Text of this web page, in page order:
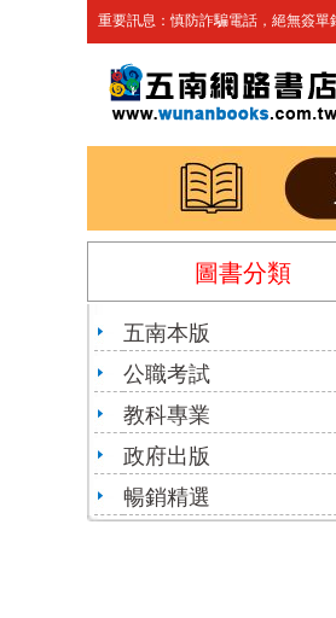
重要訊息：慎防詐騙電話，絕無簽單
圖書分類
五南本版
公職考試
教科專業
政府出版
暢銷精選